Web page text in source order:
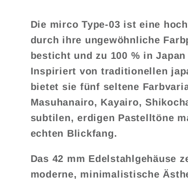
Die mirco Type-03 ist eine
durch ihre ungewöhnliche
besticht und zu 100 % in
Inspiriert von traditionellen
bietet sie fünf seltene
Masuhanairo, Kayairo,
subtilen, erdigen Pastelltöne
echten Blickfang.
Das 42 mm Edelstahlgehäuse
moderne, minimalistische